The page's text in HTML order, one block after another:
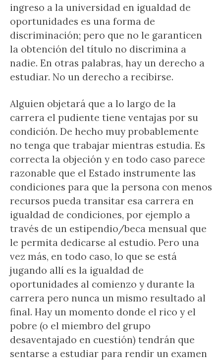
ingreso a la universidad en igualdad de
oportunidades es una forma de
discriminación; pero que no le garanticen
la obtención del título no discrimina a
nadie. En otras palabras, hay un derecho a
estudiar. No un derecho a recibirse.
Alguien objetará que a lo largo de la
carrera el pudiente tiene ventajas por su
condición. De hecho muy probablemente
no tenga que trabajar mientras estudia. Es
correcta la objeción y en todo caso parece
razonable que el Estado instrumente las
condiciones para que la persona con menos
recursos pueda transitar esa carrera en
igualdad de condiciones, por ejemplo a
través de un estipendio/beca mensual que
le permita dedicarse al estudio. Pero una
vez más, en todo caso, lo que se está
jugando allí es la igualdad de
oportunidades al comienzo y durante la
carrera pero nunca un mismo resultado al
final. Hay un momento donde el rico y el
pobre (o el miembro del grupo
desaventajado en cuestión) tendrán que
sentarse a estudiar para rendir un examen